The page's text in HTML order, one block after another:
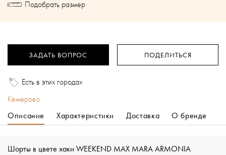
Подобрать размер
ЗАДАТЬ ВОПРОС ПОДЕЛИТЬСЯ
Есть в этих городах
Кемерово
Описание
Характеристики Доставка О бренде
Шорты в цвете хаки WEEKEND MAX MARA ARMONIA